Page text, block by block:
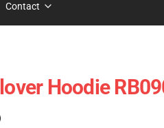
Contact
Hoodie